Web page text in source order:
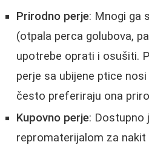
Prirodno perje: Mnogi ga
(otpala perca golubova,
upotrebe oprati i osušiti.
perje sa ubijene ptice
često preferiraju ona
Kupovno perje: Dostupno
repromaterijalom za nakit